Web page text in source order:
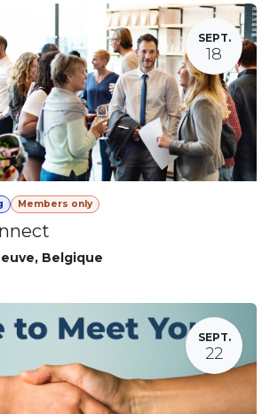
SEPT.
18
Members only
, Belgique
SEPT.
22